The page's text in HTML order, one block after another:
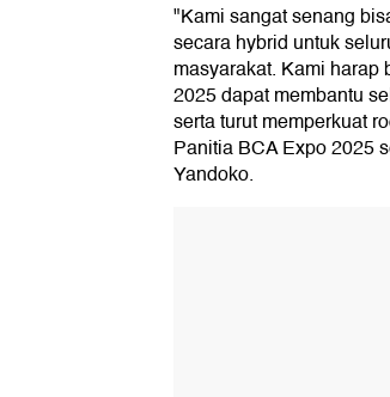
"Kami sangat senang
secara hybrid untuk
masyarakat. Kami
2025 dapat membantu
serta turut memperkuat
Panitia BCA Expo 2025
Yandoko.